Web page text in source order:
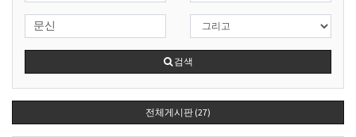
검색
전체게시판 (27)